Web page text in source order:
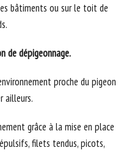
bâtiments ou sur le toit de
de dépigeonnage.
proche du pigeon
ailleurs.
grâce à la mise en place
filets tendus, picots,